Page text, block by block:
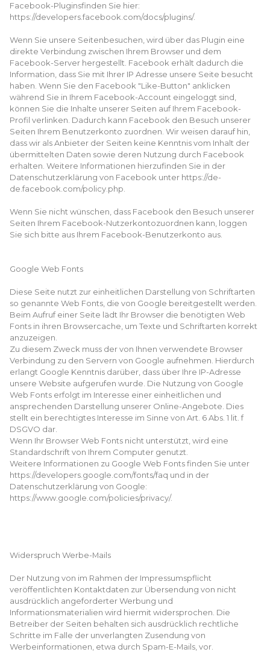
Facebook-Pluginsfinden Sie hier:
https://developers.facebook.com/docs/plugins/.
Wenn Sie unsere Seitenbesuchen, wird über das Plugin eine
direkte Verbindung zwischen Ihrem Browser und dem
Facebook-Server hergestellt. Facebook erhält dadurch die
Information, dass Sie mit Ihrer IP Adresse unsere Seite besucht
haben. Wenn Sie den Facebook "Like-Button" anklicken
während Sie in Ihrem Facebook-Account eingeloggt sind,
können Sie die Inhalte unserer Seiten auf Ihrem Facebook-
Profil verlinken. Dadurch kann Facebook den Besuch unserer
Seiten Ihrem Benutzerkonto zuordnen. Wir weisen darauf hin,
dass wir als Anbieter der Seiten keine Kenntnis vom Inhalt der
übermittelten Daten sowie deren Nutzung durch Facebook
erhalten. Weitere Informationen hierzufinden Sie in der
Datenschutzerklärung von Facebook unter https://de-
de.facebook.com/policy.php.
Wenn Sie nicht wünschen, dass Facebook den Besuch unserer
Seiten Ihrem Facebook-Nutzerkontozuordnen kann, loggen
Sie sich bitte aus Ihrem Facebook-Benutzerkonto aus.
Google Web Fonts
Diese Seite nutzt zur einheitlichen Darstellung von Schriftarten
so genannte Web Fonts, die von Google bereitgestellt werden.
Beim Aufruf einer Seite lädt Ihr Browser die benötigten Web
Fonts in ihren Browsercache, um Texte und Schriftarten korrekt
anzuzeigen.
Zu diesem Zweck muss der von Ihnen verwendete Browser
Verbindung zu den Servern von Google aufnehmen. Hierdurch
erlangt Google Kenntnis darüber, dass über Ihre IP-Adresse
unsere Website aufgerufen wurde. Die Nutzung von Google
Web Fonts erfolgt im Interesse einer einheitlichen und
ansprechenden Darstellung unserer Online-Angebote. Dies
stellt ein berechtigtes Interesse im Sinne von Art. 6 Abs. 1 lit. f
DSGVO dar.
Wenn Ihr Browser Web Fonts nicht unterstützt, wird eine
Standardschrift von Ihrem Computer genutzt.
Weitere Informationen zu Google Web Fonts finden Sie unter
https://developers.google.com/fonts/faq und in der
Datenschutzerklärung von Google:
https://www.google.com/policies/privacy/.
Widerspruch Werbe-Mails
Der Nutzung von im Rahmen der Impressumspflicht
veröffentlichten Kontaktdaten zur Übersendung von nicht
ausdrücklich angeforderter Werbung und
Informationsmaterialien wird hiermit widersprochen. Die
Betreiber der Seiten behalten sich ausdrücklich rechtliche
Schritte im Falle der unverlangten Zusendung von
Werbeinformationen, etwa durch Spam-E-Mails, vor.